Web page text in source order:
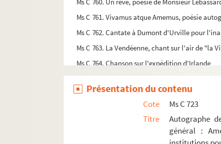
Ms C 761. Vivamus atque Amemus, poésie
Ms C 762. Cantate à Dumont d'Urville pour
Ms C 763. La Vendéenne, chant sur l'air de "la
Ms C 764. Chanson sur l'expédition d'Irlande
Ms C 765. L'Ame de la femme, poésie par C. F.
Ms C 766. La drapeau national, chanson
Ms C 767. Résignation, cantique nouveau
Ms C 768. "L'oiseau bleu" et "A la Violette",
Ms C 769. Lettre autographe de Monsieur
Présentation du contenu
Cote
Ms C 723
Titre
Autographe
général :